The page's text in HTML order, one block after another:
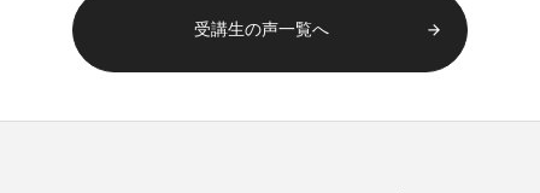
受講生の声一覧へ arrow_forward